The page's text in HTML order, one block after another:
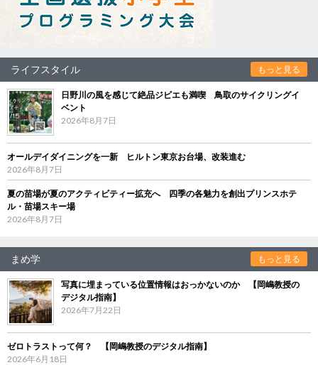
ライフスタイル もっと見る
日野川の風を感じて絶品ジビエも満喫 鳥取のサイクリングイ
ベント
2026年8月7日
オールデイダイニングを一新 ヒルトン東京お台場、改装進む
2026年8月7日
夏の苗場が夏のアクティビティー拡充へ 四季の各魅力を創出プリンスホテ
ル・苗場スキー場
2026年8月7日
まめ学 もっと見る
写真に埋まっている位置情報はおっかないのか 【岡嶋教授の
デジタル指南】
2026年7月22日
ゼロトラストって何？ 【岡嶋教授のデジタル指南】
2026年6月18日